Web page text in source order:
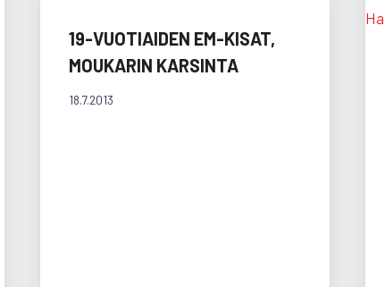
19-VUOTIAIDEN EM-KISAT,
MOUKARIN KARSINTA
18.7.2013